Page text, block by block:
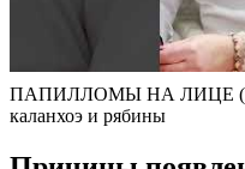
ПАПИЛЛОМЫ НА ЛИЦЕ
каланхоэ и рябины